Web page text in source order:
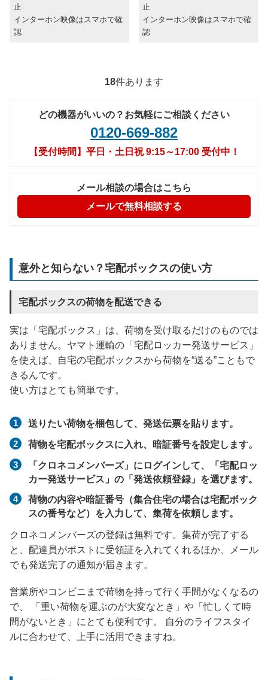
止
インターホン映像はスマホで確
認
止
インターホン映像はスマホで確
認
18件あります
どの機器がいいの？お気軽にご相談ください
0120-669-882
【受付時間】平日・土日祝 9:15～17:00 受付中！
メール相談の場合はこちら
メールで無料相談する
意外と知らない？宅配ボックスの使い方
宅配ボックスの荷物を配送できる
実は「宅配ボックス」は、荷物を受け取るだけのものでは
ありません。ヤマト運輸の「宅配ロッカー発送サービス」
を使えば、自宅の宅配ボックスから荷物を“送る”こともで
きるんです。
使い方はとても簡単です。
送りたい荷物を梱包して、発送伝票を貼ります。
荷物を宅配ボックスに入れ、暗証番号を設定します。
「クロネコメンバーズ」にログインして、「宅配ロッ
カー発送サービス」の「発送依頼登録」を選びます。
荷物の内容や暗証番号（集合住宅の場合は宅配ボック
スの番号など）を入力して、集荷を依頼します。
クロネコメンバーズの登録は無料です。集荷が完了する
と、配達員がポストに受領証を入れてくれるほか、メール
でも発送完了の通知が届きます。
営業所やコンビニまで荷物を持って行く手間がなくなるの
で、 「重い荷物を運ぶのが大変なとき」や「忙しくて時
間がないとき」にとても便利です。 自分のライフスタイ
ルに合わせて、上手に活用できますね。